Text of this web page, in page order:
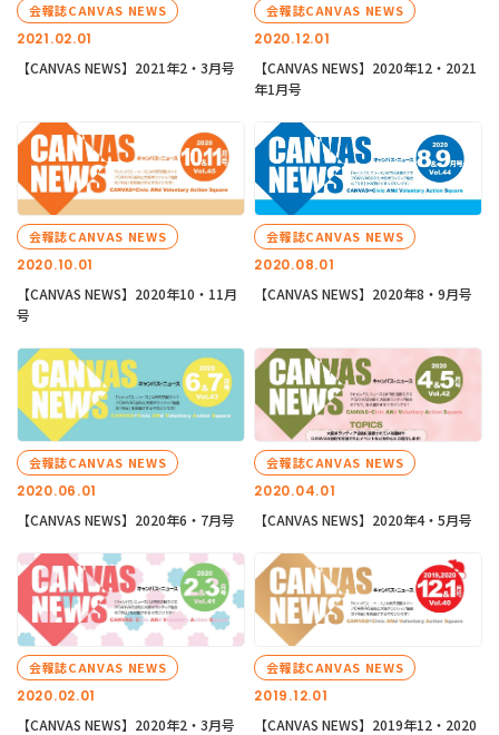
2021.02.01
会報誌CANVAS NEWS
【CANVAS NEWS】2021年2・3月号
2020.12.01
会報誌CANVAS NEWS
【CANVAS NEWS】2020年12・2021
年1月号
2020.10.01
会報誌CANVAS NEWS
【CANVAS NEWS】2020年10・11月
号
2020.08.01
会報誌CANVAS NEWS
【CANVAS NEWS】2020年8・9月号
2020.06.01
会報誌CANVAS NEWS
【CANVAS NEWS】2020年6・7月号
2020.04.01
会報誌CANVAS NEWS
【CANVAS NEWS】2020年4・5月号
2020.02.01
会報誌CANVAS NEWS
【CANVAS NEWS】2020年2・3月号
2019.12.01
会報誌CANVAS NEWS
【CANVAS NEWS】2019年12・2020